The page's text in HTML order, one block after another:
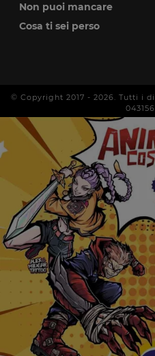
Non puoi mancare
Cosa ti sei perso
© Copyright 2017 - 2026. Tutti i